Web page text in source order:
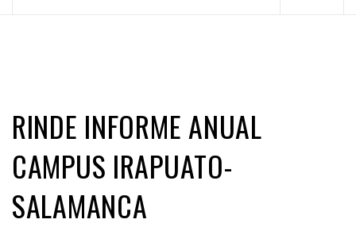
RINDE INFORME ANUAL
CAMPUS IRAPUATO-
SALAMANCA